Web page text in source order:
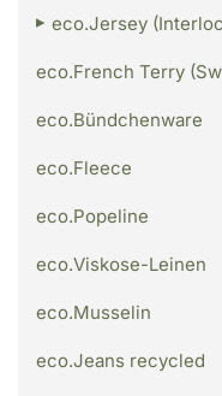
eco.Jersey
eco.French Terry
eco.Bündchenware
eco.Fleece
eco.Popeline
eco.Viskose-Leinen
eco.Musselin
eco.Jeans recycled